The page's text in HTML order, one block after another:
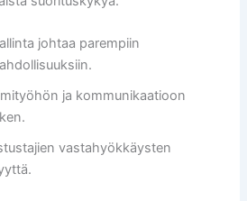
johtaa parempiin
ja kommunikaatioon
vastahyökkäysten